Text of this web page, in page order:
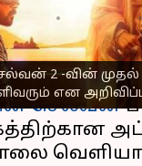
2 -வின் முதல்
என
V Mar 18, 2023
செல்வன்